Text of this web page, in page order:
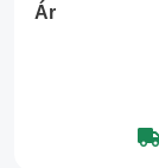
Ár